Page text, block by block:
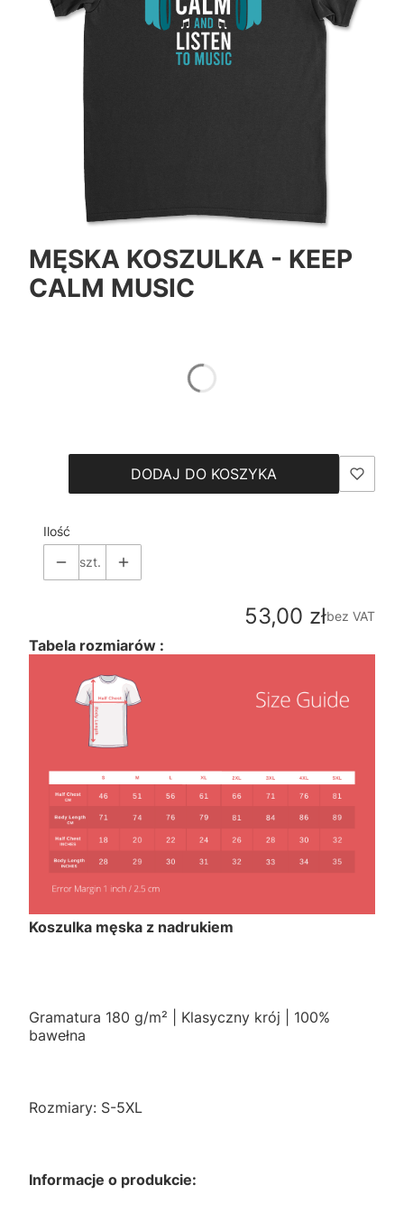
MĘSKA KOSZULKA - KEEP
CALM MUSIC
DODAJ DO KOSZYKA
Ilość
szt.
Cena
53,00 złbez VAT
Tabela rozmiarów :
Koszulka męska z nadrukiem
Gramatura 180 g/m² | Klasyczny krój | 100%
bawełna
Rozmiary: S-5XL
Informacje o produkcie: